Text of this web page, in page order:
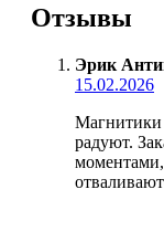
Отзывы
Эрик
15.02.2026
Магнитики
радуют.